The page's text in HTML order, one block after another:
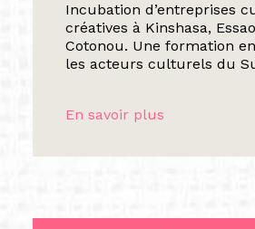
Incubation d’entreprises
créatives à Kinshasa,
Cotonou. Une formation
les acteurs culturels du
En savoir plus